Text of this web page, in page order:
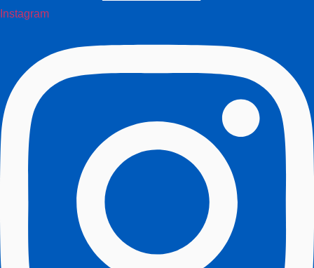
Instagram